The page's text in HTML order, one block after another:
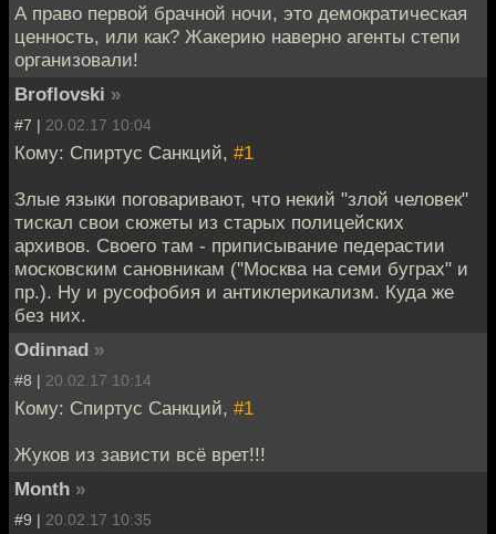
А право первой брачной ночи, это демократическая
ценность, или как? Жакерию наверно агенты степи
организовали!
Broflovski »
#7 | 20.02.17 10:04
Кому: Спиртус Санкций, #1
Злые языки поговаривают, что некий "злой человек"
тискал свои сюжеты из старых полицейских
архивов. Своего там - приписывание педерастии
московским сановникам ("Москва на семи буграх" и
пр.). Ну и русофобия и антиклерикализм. Куда же
без них.
Odinnad »
#8 | 20.02.17 10:14
Кому: Спиртус Санкций, #1
Жуков из зависти всё врет!!!
Month »
#9 | 20.02.17 10:35